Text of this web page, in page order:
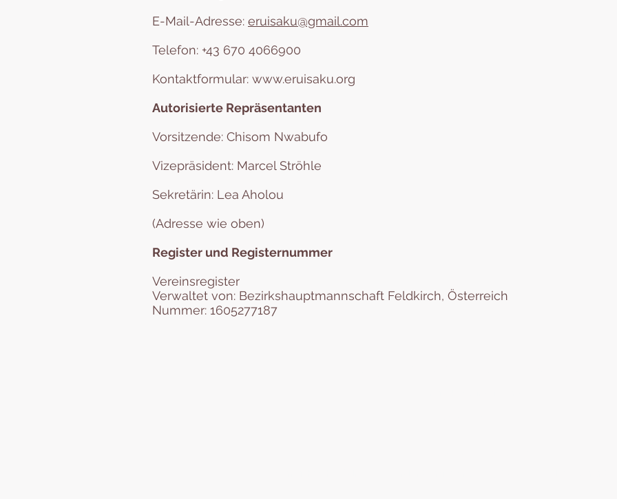
E-Mail-Adresse: eruisaku@gmail.com
Telefon: +43 670 4066900
Kontaktformular: www.eruisaku.org
Autorisierte Repräsentanten
Vorsitzende: Chisom Nwabufo
Vizepräsident: Marcel Ströhle
Sekretärin: Lea Aholou
(Adresse wie oben)
Register und Registernummer
Vereinsregister
Verwaltet von: Bezirkshauptmannschaft Feldkirch, Österreich
Nummer: 1605277187